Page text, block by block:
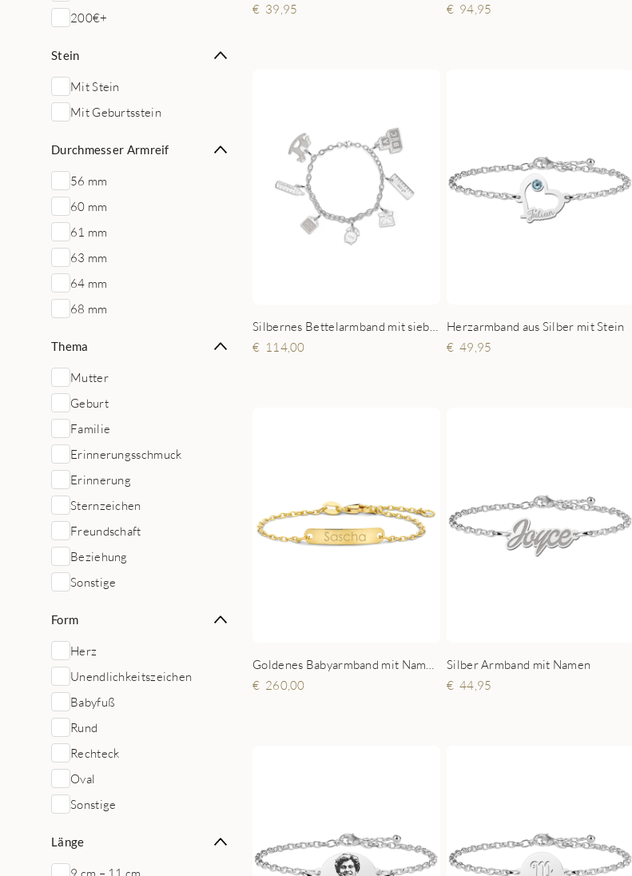
200€+
Stein
Mit Stein
Mit Geburtsstein
Durchmesser Armreif
56 mm
60 mm
61 mm
63 mm
64 mm
68 mm
Thema
Mutter
Geburt
Familie
Erinnerungsschmuck
Erinnerung
Sternzeichen
Freundschaft
Beziehung
Sonstige
Form
Herz
Unendlichkeitszeichen
Babyfuß
Rund
Rechteck
Oval
Sonstige
Länge
9 cm – 11 cm
39,95
94,95
114,00
Herzarmband aus Silber mit Stein
49,95
260,00
Silber Armband mit Namen
44,95